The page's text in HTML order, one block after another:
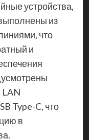
устройства,
из
что
и
Type-C, что
в